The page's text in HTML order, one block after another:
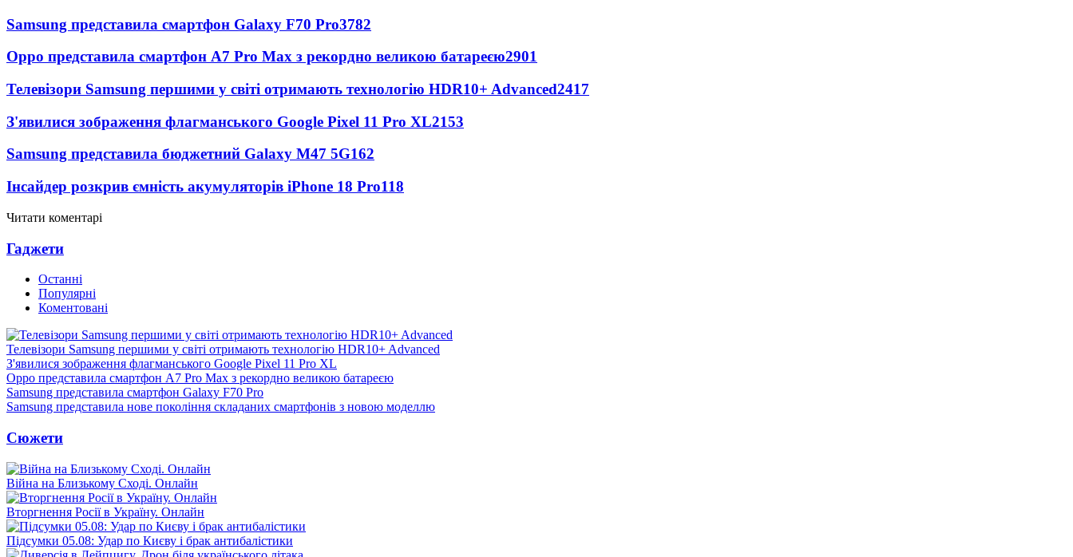
Samsung представила смартфон Galaxy F70 Pro3782
Oppo представила смартфон A7 Pro Max з рекордно великою батареєю2901
Телевізори Samsung першими у світі отримають технологію HDR10+ Advanced2417
З'явилися зображення флагманського Google Pixel 11 Pro XL2153
Samsung представила бюджетний Galaxy M47 5G162
Інсайдер розкрив ємність акумуляторів iPhone 18 Pro118
Читати коментарі
Гаджети
Останні
Популярні
Коментовані
Телевізори Samsung першими у світі отримають технологію HDR10+ Advanced
З'явилися зображення флагманського Google Pixel 11 Pro XL
Oppo представила смартфон A7 Pro Max з рекордно великою батареєю
Samsung представила смартфон Galaxy F70 Pro
Samsung представила нове покоління складаних смартфонів з новою моделлю
Сюжети
Війна на Близькому Сході. Онлайн
Вторгнення Росії в Україну. Онлайн
Підсумки 05.08: Удар по Києву і брак антибалістики